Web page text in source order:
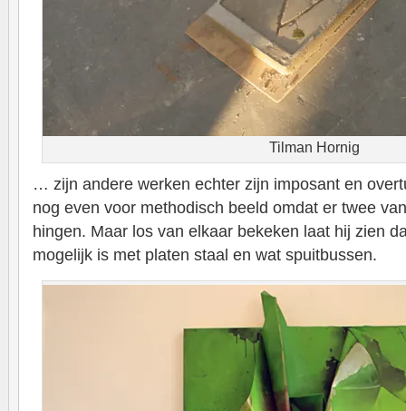
Tilman Hornig
… zijn andere werken echter zijn imposant en
nog even voor methodisch beeld omdat er twee
hingen. Maar los van elkaar bekeken laat hij zien
mogelijk is met platen staal en wat spuitbussen.